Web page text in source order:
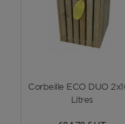
Voir plus
Corbeille ECO DUO
Litres